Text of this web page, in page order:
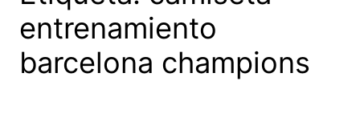
entrenamiento
barcelona champions